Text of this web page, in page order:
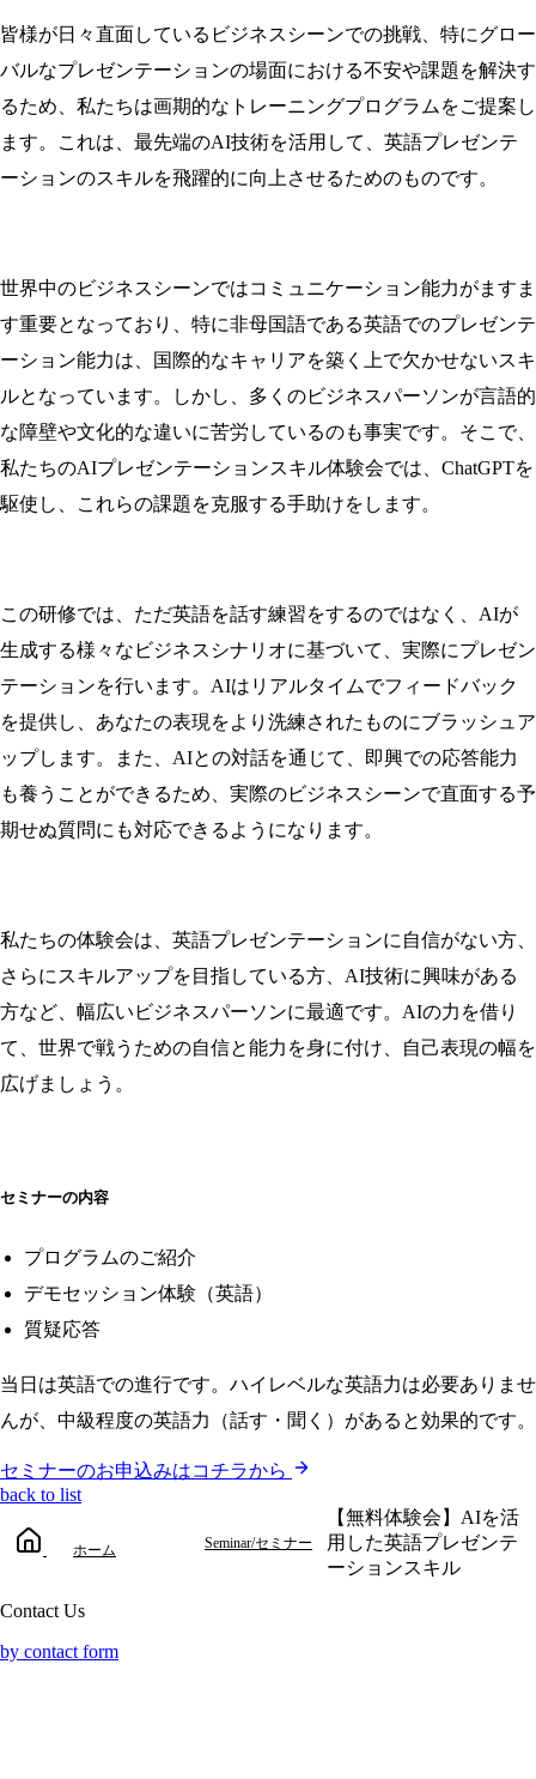
皆様が日々直面しているビジネスシーンでの挑戦、特にグロー
バルなプレゼンテーションの場面における不安や課題を解決す
るため、私たちは画期的なトレーニングプログラムをご提案し
ます。これは、最先端のAI技術を活用して、英語プレゼンテ
ーションのスキルを飛躍的に向上させるためのものです。
世界中のビジネスシーンではコミュニケーション能力がますま
す重要となっており、特に非母国語である英語でのプレゼンテ
ーション能力は、国際的なキャリアを築く上で欠かせないスキ
ルとなっています。しかし、多くのビジネスパーソンが言語的
な障壁や文化的な違いに苦労しているのも事実です。そこで、
私たちのAIプレゼンテーションスキル体験会では、ChatGPTを
駆使し、これらの課題を克服する手助けをします。
この研修では、ただ英語を話す練習をするのではなく、AIが
生成する様々なビジネスシナリオに基づいて、実際にプレゼン
テーションを行います。AIはリアルタイムでフィードバック
を提供し、あなたの表現をより洗練されたものにブラッシュア
ップします。また、AIとの対話を通じて、即興での応答能力
も養うことができるため、実際のビジネスシーンで直面する予
期せぬ質問にも対応できるようになります。
私たちの体験会は、英語プレゼンテーションに自信がない方、
さらにスキルアップを目指している方、AI技術に興味がある
方など、幅広いビジネスパーソンに最適です。AIの力を借り
て、世界で戦うための自信と能力を身に付け、自己表現の幅を
広げましょう。
セミナーの内容
プログラムのご紹介
デモセッション体験（英語）
質疑応答
当日は英語での進行です。ハイレベルな英語力は必要ありませ
んが、中級程度の英語力（話す・聞く）があると効果的です。
セミナーのお申込みはコチラから
back to list
ホーム Seminar/セミナー
【無料体験会】AIを活
用した英語プレゼンテ
ーションスキル
Contact Us
by contact form